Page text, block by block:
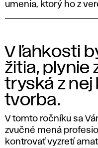
umenia, ktorý ho z
V ľahkosti
žitia, plynie
tryská z nej
tvorba.
V tomto ročníku sa
zvučné mená
kontrovať vyzretí